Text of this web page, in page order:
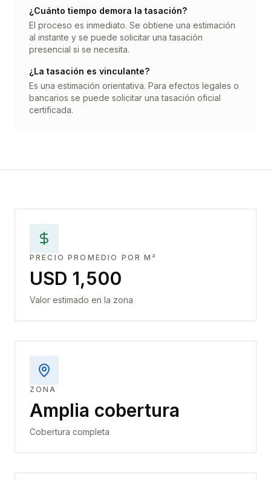
¿Cuánto tiempo demora la tasación?
El proceso es inmediato. Se obtiene una estimación
al instante y se puede solicitar una tasación
presencial si se necesita.
¿La tasación es vinculante?
Es una estimación orientativa. Para efectos legales o
bancarios se puede solicitar una tasación oficial
certificada.
PRECIO PROMEDIO POR M²
USD 1,500
Valor estimado en la zona
ZONA
Amplia cobertura
Cobertura completa